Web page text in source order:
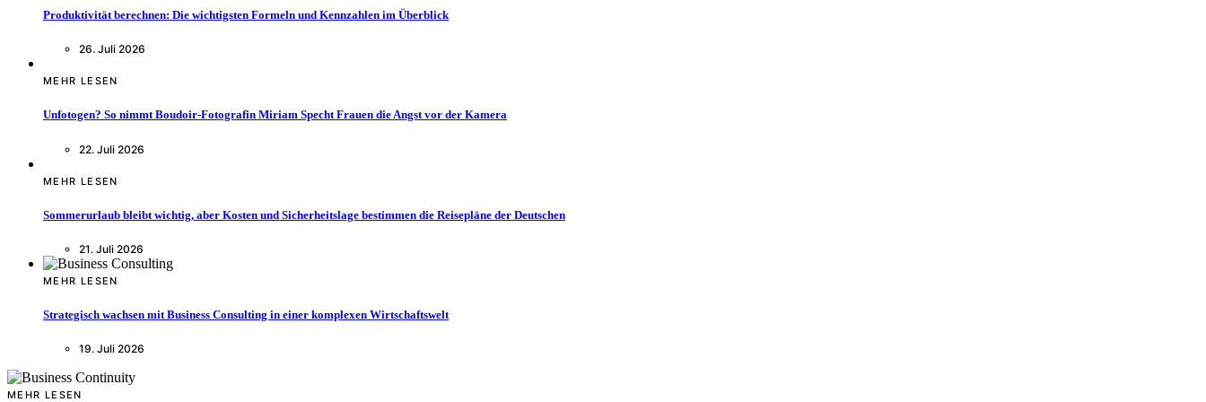
Produktivität berechnen: Die wichtigsten Formeln und Kennzahlen im Überblick
26. Juli 2026
MEHR LESEN
Unfotogen? So nimmt Boudoir-Fotografin Miriam Specht Frauen die Angst vor der Kamera
22. Juli 2026
MEHR LESEN
Sommerurlaub bleibt wichtig, aber Kosten und Sicherheitslage bestimmen die Reisepläne der Deutschen
21. Juli 2026
MEHR LESEN
Strategisch wachsen mit Business Consulting in einer komplexen Wirtschaftswelt
19. Juli 2026
MEHR LESEN